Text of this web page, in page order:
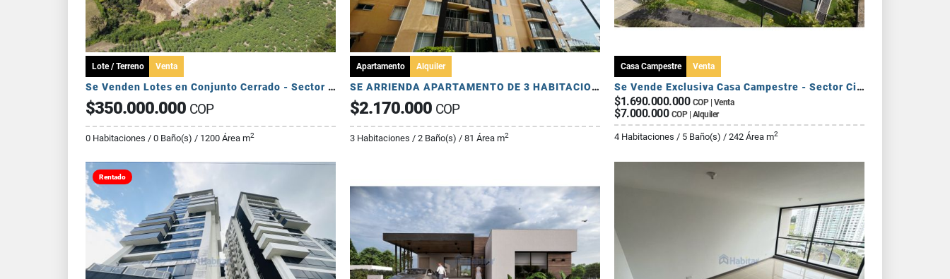
Lote / Terreno Venta
Se Venden Lotes en Conjunto Cerrado - Sector Pueblo Tapado
$350.000.000 COP
0 Habitaciones / 0 Baño(s) / 1200 Área m2
Apartamento Alquiler
SE ARRIENDA APARTAMENTO DE 3 HABITACIONES - AV 19 NORTE
$2.170.000 COP
3 Habitaciones / 2 Baño(s) / 81 Área m2
Casa Campestre Venta
Se Vende Exclusiva Casa Campestre - Sector Circasia
$1.690.000.000 COP | Venta
$7.000.000 COP | Alquiler
4 Habitaciones / 5 Baño(s) / 242 Área m2
Rentado